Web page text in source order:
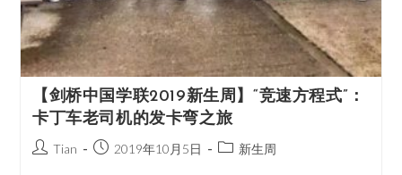
【剑桥中国学联2019新生周】“竞速方程式”：
卡丁车老司机的发卡弯之旅
Tian 2019年10月5日 新生周